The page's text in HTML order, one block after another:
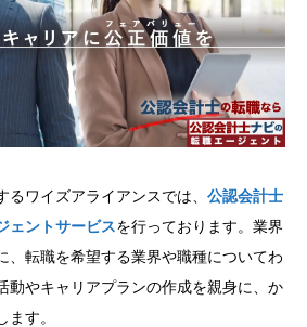
ワイズアライアンスでは、 公認会計士
ェントサービスを行っております。業界
、転職を希望する業界や職種についてわ
動やキャリアプランの作成を親身に、か
す。